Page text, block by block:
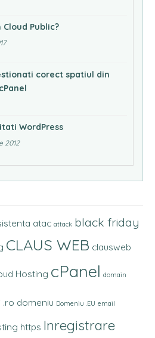
Cloud Public?
corect spatiul din
WordPress
2012
atac attack black friday
CLAUS WEB clausweb
Hosting cPanel domain
.ro domeniu Domeniu .EU email
https Inregistrare